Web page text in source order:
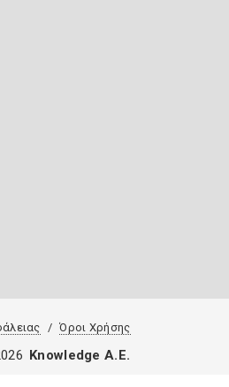
Όροι Χρήσης
Knowledge A.E.